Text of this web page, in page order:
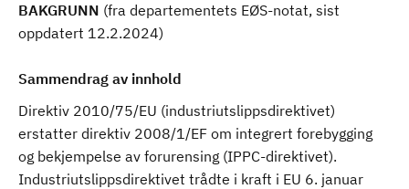
BAKGRUNN (fra departementets EØS-notat, sist
oppdatert 12.2.2024)
Sammendrag av innhold
Direktiv 2010/75/EU (industriutslippsdirektivet)
erstatter direktiv 2008/1/EF om integrert forebygging
og bekjempelse av forurensing (IPPC-direktivet).
Industriutslippsdirektivet trådte i kraft i EU 6. januar